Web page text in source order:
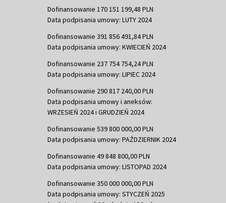
Dofinansowanie 170 151 199,48 PLN
Data podpisania umowy: LUTY 2024
Dofinansowanie 391 856 491,84 PLN
Data podpisania umowy: KWIECIEŃ 2024
Dofinansowanie 237 754 754,24 PLN
Data podpisania umowy: LIPIEC 2024
Dofinansowanie 290 817 240,00 PLN
Data podpisania umowy i aneksów:
WRZESIEŃ 2024 i GRUDZIEŃ 2024
Dofinansowanie 539 800 000,00 PLN
Data podpisania umowy: PAŹDZIERNIK 2024
Dofinansowanie 49 848 800,00 PLN
Data podpisania umowy: LISTOPAD 2024
Dofinansowanie 350 000 000,00 PLN
Data podpisania umowy: STYCZEŃ 2025